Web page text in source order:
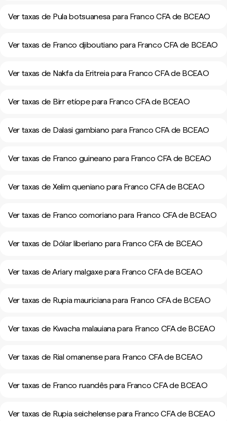
Ver taxas de Pula botsuanesa para Franco CFA de BCEAO
Ver taxas de Franco djiboutiano para Franco CFA de BCEAO
Ver taxas de Nakfa da Eritreia para Franco CFA de BCEAO
Ver taxas de Birr etíope para Franco CFA de BCEAO
Ver taxas de Dalasi gambiano para Franco CFA de BCEAO
Ver taxas de Franco guineano para Franco CFA de BCEAO
Ver taxas de Xelim queniano para Franco CFA de BCEAO
Ver taxas de Franco comoriano para Franco CFA de BCEAO
Ver taxas de Dólar liberiano para Franco CFA de BCEAO
Ver taxas de Ariary malgaxe para Franco CFA de BCEAO
Ver taxas de Rupia mauriciana para Franco CFA de BCEAO
Ver taxas de Kwacha malauiana para Franco CFA de BCEAO
Ver taxas de Rial omanense para Franco CFA de BCEAO
Ver taxas de Franco ruandês para Franco CFA de BCEAO
Ver taxas de Rupia seichelense para Franco CFA de BCEAO